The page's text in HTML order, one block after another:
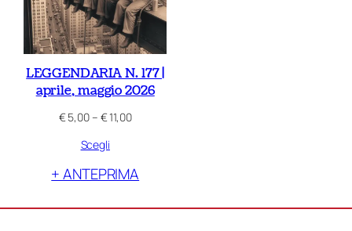
LEGGENDARIA N. 177 |
aprile, maggio 2026
€5,00– €11,00Fascia
€ 5,00
€ 11,00
Scegli
+ ANTEPRIMA